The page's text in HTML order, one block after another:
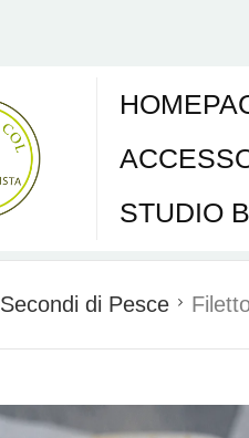
STUDIO
Secondi di Pesce